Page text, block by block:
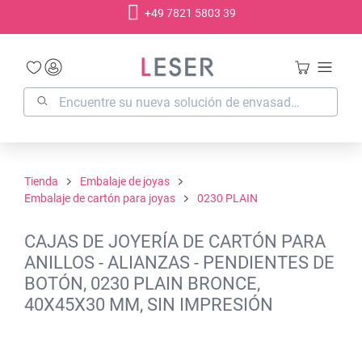
+49 7821 5803 39
Tienda
Embalaje de joyas
Embalaje de cartón para joyas
0230 PLAIN
CAJAS DE JOYERÍA DE CARTÓN PARA
ANILLOS - ALIANZAS - PENDIENTES DE
BOTÓN, 0230 PLAIN BRONCE,
40X45X30 MM, SIN IMPRESIÓN